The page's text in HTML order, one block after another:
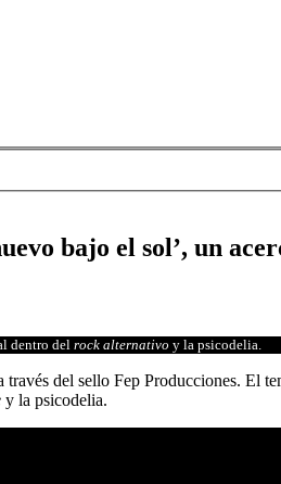
bajo el sol’, un
dentro delrock alternativo y la psicodelia.
del sello Fep Producciones. El
y la psicodelia.